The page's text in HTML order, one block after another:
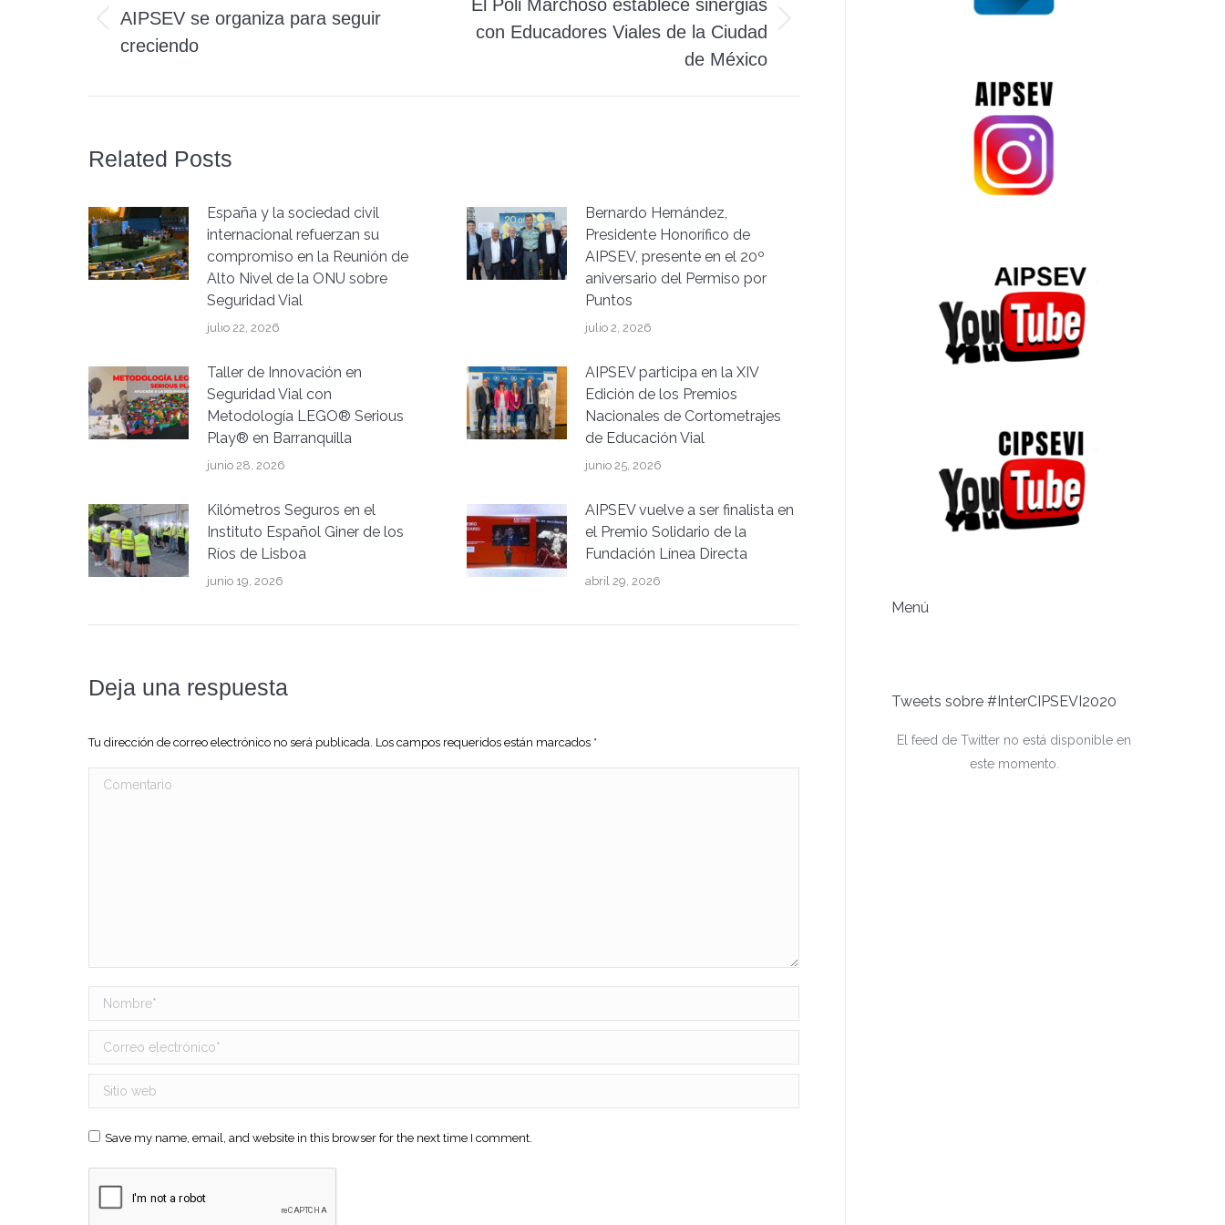
publicaciones
Publicación
anterior:
AIPSEV se organiza para seguir
creciendo
Publicación
El Poli Marchoso establece sinergias
con Educadores Viales de la Ciudad
de México
Related Posts
España y la sociedad civil
internacional refuerzan su
compromiso en la Reunión de
Alto Nivel de la ONU sobre
Seguridad Vial
julio 22, 2026
Bernardo Hernández,
Presidente Honorífico de
AIPSEV, presente en el 20º
aniversario del Permiso por
Puntos
julio 2, 2026
Taller de Innovación en
Seguridad Vial con
Metodología LEGO® Serious
Play® en Barranquilla
junio 28, 2026
AIPSEV participa en la XIV
Edición de los Premios
Nacionales de Cortometrajes
de Educación Vial
junio 25, 2026
Kilómetros Seguros en el
Instituto Español Giner de los
Ríos de Lisboa
junio 19, 2026
AIPSEV vuelve a ser finalista en
el Premio Solidario de la
Fundación Línea Directa
abril 29, 2026
Deja una respuesta
Tu dirección de correo electrónico no será publicada. Los campos requeridos están marcados *
Comentario
Nombre *
Correo electrónico *
Sitio web
Save my name, email, and website in this browser for the next time I comment.
Menú
Tweets sobre #InterCIPSEVI2020
El feed de Twitter no está disponible en
este momento.